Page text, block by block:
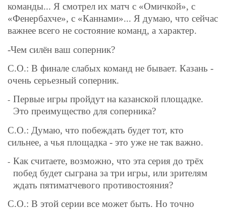
команды... Я смотрел их матч с «Омичкой», с
«Фенербахче», с «Каннами»... Я думаю, что сейчас
важнее всего не состояние команд, а характер.
-Чем силён ваш соперник?
С.О.: В финале слабых команд не бывает. Казань -
очень серьезный соперник.
- Первые игры пройдут на казанской площадке.
Это преимущество для соперника?
С.О.: Думаю, что побеждать будет тот, кто
сильнее, а чья площадка - это уже не так важно.
- Как считаете, возможно, что эта серия до трёх
побед будет сыграна за три игры, или зрителям
ждать пятиматчевого противостояния?
С.О.: В этой серии все может быть. Но точно